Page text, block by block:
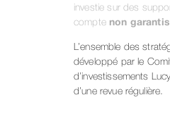
investie sur des
compte non
L’ensemble des
développé par le
d’investissements
d’une revue régulière.